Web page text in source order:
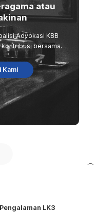
atau
Advokasi KBB
bersama.
Kami
LK3